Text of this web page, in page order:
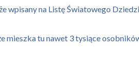
wpisany na Listę Światowego
mieszka tu nawet 3 tysiące